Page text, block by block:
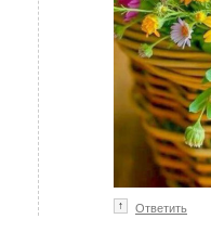
↑ Ответить